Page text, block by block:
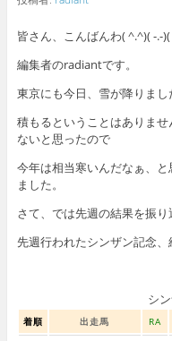
皆さん、こんばんわ( ^.^)( -.-)(
編集者のradiantです。
東京にも今日、雪が降りまし
積もるということはありま
ないと思ったので
今年は相当寒いんだなぁ、
ました。
さて、では先週の結果を振り
先週行われたシンザン記念
シ
着順 出走馬 RA